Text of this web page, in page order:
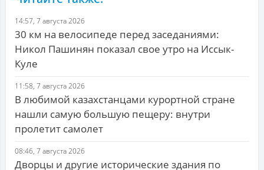
14:57, 7 августа 2026
30 км на велосипеде перед заседаниями:
Никол Пашинян показал свое утро на Иссык-
Куле
11:58, 7 августа 2026
В любимой казахстанцами курортной стране
нашли самую большую пещеру: внутри
пролетит самолет
08:46, 7 августа 2026
Дворцы и другие исторические здания по